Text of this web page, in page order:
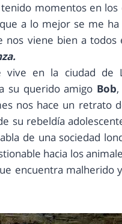
momentos en
a lo mejor se me ha
nos viene bien a
vive en la ciudad de
su querido amigo Bob
nos hace un retrato
su rebeldía
de una sociedad
hacia los
encuentra malherido